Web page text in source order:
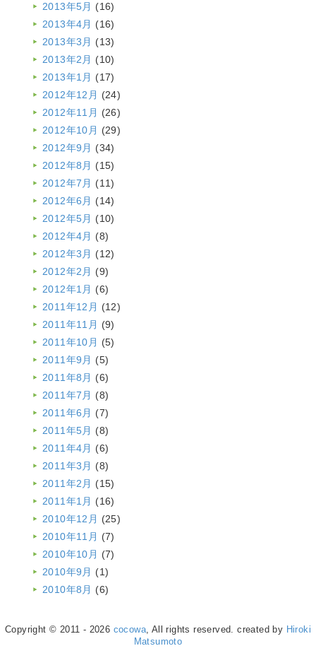
2013年5月 (16)
2013年4月 (16)
2013年3月 (13)
2013年2月 (10)
2013年1月 (17)
2012年12月 (24)
2012年11月 (26)
2012年10月 (29)
2012年9月 (34)
2012年8月 (15)
2012年7月 (11)
2012年6月 (14)
2012年5月 (10)
2012年4月 (8)
2012年3月 (12)
2012年2月 (9)
2012年1月 (6)
2011年12月 (12)
2011年11月 (9)
2011年10月 (5)
2011年9月 (5)
2011年8月 (6)
2011年7月 (8)
2011年6月 (7)
2011年5月 (8)
2011年4月 (6)
2011年3月 (8)
2011年2月 (15)
2011年1月 (16)
2010年12月 (25)
2010年11月 (7)
2010年10月 (7)
2010年9月 (1)
2010年8月 (6)
Copyright © 2011 - 2026 cocowa, All rights reserved. created by Hiroki
Matsumoto